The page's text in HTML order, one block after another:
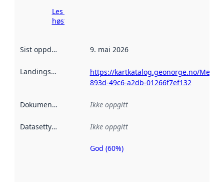
Les mer om
høsting her
Sist oppdatert 9. mai 2026
Landingsside
https://kartkatalog.geonorge.no/
893d-49c6-a2db-01266f7ef132
Dokumentasjon Ikke oppgitt
Datasettype Ikke oppgitt
Metadatakvalitet
God (60%)